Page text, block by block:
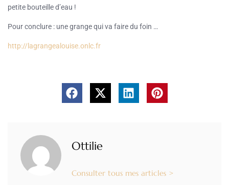
petite bouteille d’eau !
Pour conclure : une grange qui va faire du foin …
http://lagrangealouise.onlc.fr
Ottilie
Consulter tous mes articles >